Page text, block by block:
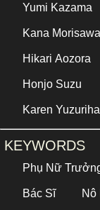
Yumi Kazama
Kana Morisawa
Hikari Aozora
Honjo Suzu
Karen Yuzuriha
KEYWORDS
Phụ Nữ
Bác Sĩ Nô